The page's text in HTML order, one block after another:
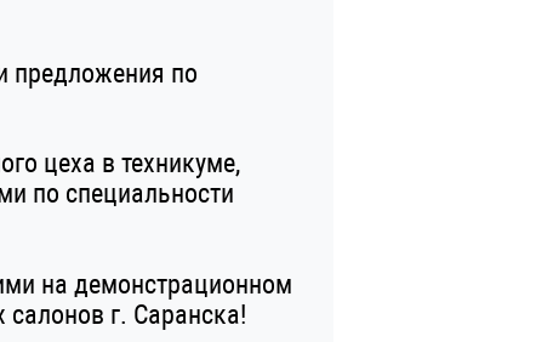
предложения по
цеха в техникуме,
по специальности
на демонстрационном
салонов г. Саранска!